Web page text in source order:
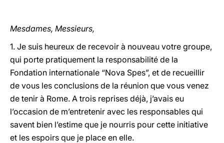
Mesdames, Messieurs,
1. Je suis heureux de recevoir à nouveau votre groupe,
qui porte pratiquement la responsabilité de la
Fondation internationale “Nova Spes”, et de recueillir
de vous les conclusions de la réunion que vous venez
de tenir à Rome. A trois reprises déjà, j’avais eu
l’occasion de m’entretenir avec les responsables qui
savent bien l’estime que je nourris pour cette initiative
et les espoirs que je place en elle.